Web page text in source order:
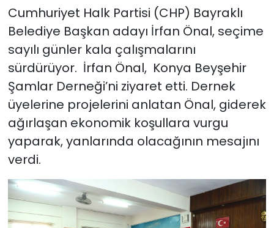
Cumhuriyet Halk Partisi (CHP) Bayraklı
Belediye Başkan adayı İrfan Önal, seçime
sayılı günler kala çalışmalarını
sürdürüyor. İrfan Önal, Konya Beyşehir
Şamlar Derneği’ni ziyaret etti. Dernek
üyelerine projelerini anlatan Önal, giderek
ağırlaşan ekonomik koşullara vurgu
yaparak, yanlarında olacağının mesajını
verdi.
Yurt